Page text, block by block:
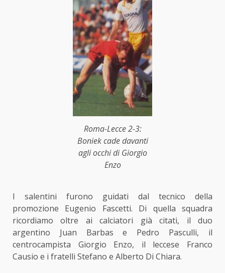
Roma-Lecce 2-3:
Boniek cade davanti
agli occhi di Giorgio
Enzo
I salentini furono guidati dal tecnico della
promozione Eugenio Fascetti. Di quella squadra
ricordiamo oltre ai calciatori già citati, il duo
argentino Juan Barbas e Pedro Pasculli, il
centrocampista Giorgio Enzo, il leccese Franco
Causio e i fratelli Stefano e Alberto Di Chiara.